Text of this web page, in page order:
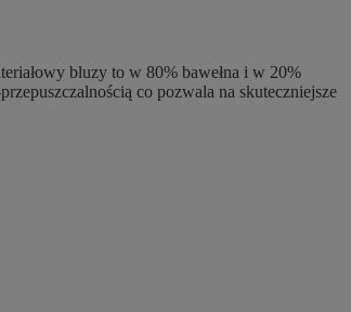
bluzy to w 80% bawełna i w 20%
co pozwala na skuteczniejsze